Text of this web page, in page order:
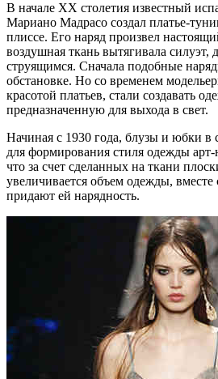
В начале ХХ столетия известный
Мариано Мадрасо создал платье-
плиссе. Его наряд произвел
воздушная ткань вытягивала силуэт,
струящимся. Сначала подобные
обстановке. Но со временем
красотой платьев, стали создавать
предназначенную для выхода в свет.
Начиная с 1930 года, блузы и юбки в
для формирования стиля одежды арт-
что за счет сделанных на ткани
увеличивается объем одежды,
придают ей нарядность.